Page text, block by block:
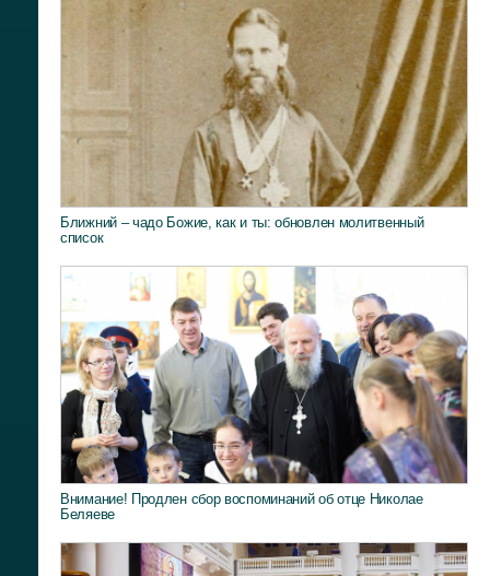
Ближний – чадо Божие, как и ты: обновлен молитвенный
список
Внимание! Продлен сбор воспоминаний об отце Николае
Беляеве